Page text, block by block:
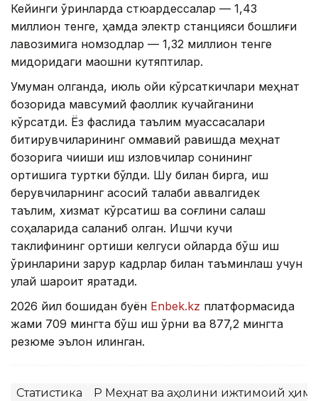
Кейинги ўринларда стюардессалар — 1,43
миллион тенге, ҳамда электр станцияси бошлиғи
лавозимига номзодлар — 1,32 миллион тенге
миқдоридаги маошни кутяптилар.
Умуман олганда, июль ойи кўрсаткичлари меҳнат
бозорида мавсумий фаоллик кучайганини
кўрсатди. Ёз фаслида таълим муассасалари
битирувчиларининг оммавий равишда меҳнат
бозорига чиқиши иш изловчилар сонининг
ортишига туртки бўлди. Шу билан бирга, иш
берувчиларнинг асосий талаби аввалгидек
таълим, хизмат кўрсатиш ва соғлиқни сақлаш
соҳаларида сақланиб қолган. Ишчи кучи
таклифининг ортиши келгуси ойларда бўш иш
ўринларини зарур кадрлар билан таъминлаш учун
қулай шароит яратади.
2026 йил бошидан буён Enbek.kz платформасида
жами 709 мингта бўш иш ўрни ва 877,2 мингта
резюме эълон қилинган.
Статистика ҚР Меҳнат ва аҳолини ижтимоий